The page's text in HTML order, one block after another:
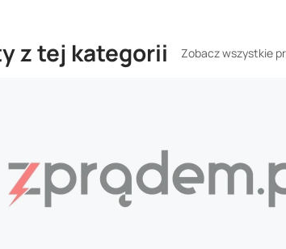
z tej kategorii Zobacz wszystkie